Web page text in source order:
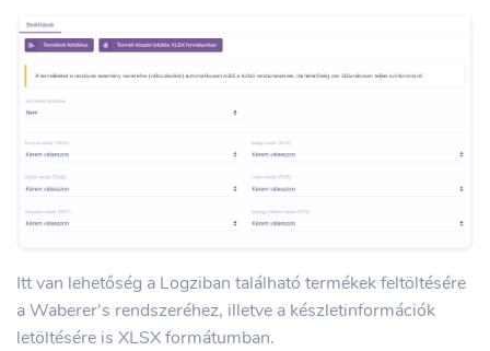
Itt van lehetőség a Logziban található termékek feltöltésére
a Waberer's rendszeréhez, illetve a készletinformációk
letöltésére is XLSX formátumban.